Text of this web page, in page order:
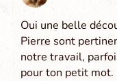
Oui une belle
Pierre sont
notre travail,
pour ton petit mot.